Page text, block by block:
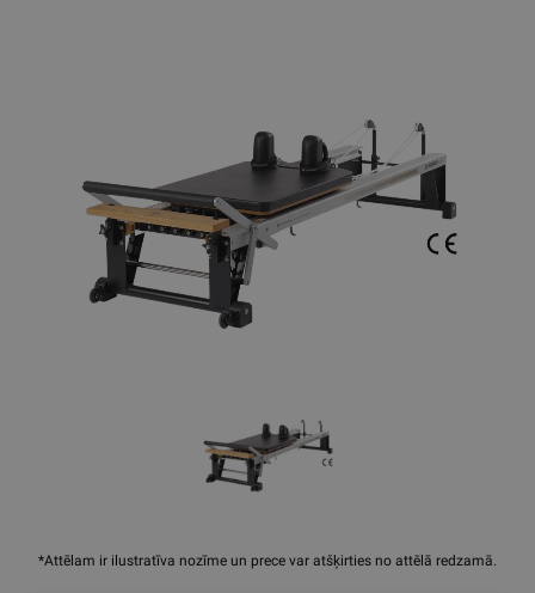
*Attēlam ir ilustratīva nozīme un prece var atšķirties no attēlā redzamā.